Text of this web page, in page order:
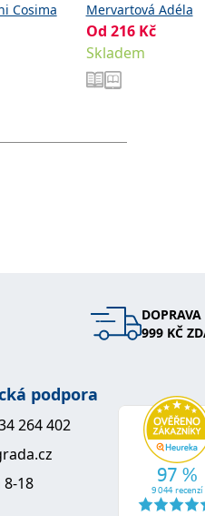
Cosima Mervartová Adéla
Od 216 Kč
Skladem
999 KČ
podpora
264 402
8-18